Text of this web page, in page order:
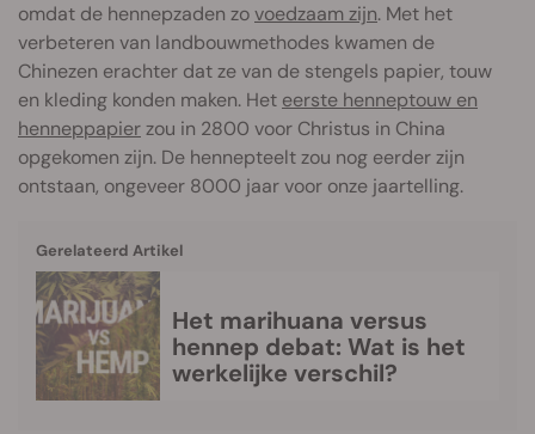
omdat de hennepzaden zovoedzaam zijn. Met het
verbeteren van landbouwmethodes kwamen de
Chinezen erachter dat ze van de stengels papier, touw
en kleding konden maken. Het eerste henneptouw en
henneppapierzou in 2800 voor Christus in China
opgekomen zijn. De hennepteelt zou nog eerder zijn
ontstaan, ongeveer 8000 jaar voor onze jaartelling.
Gerelateerd Artikel
Het marihuana versus
hennep debat: Wat is het
werkelijke verschil?